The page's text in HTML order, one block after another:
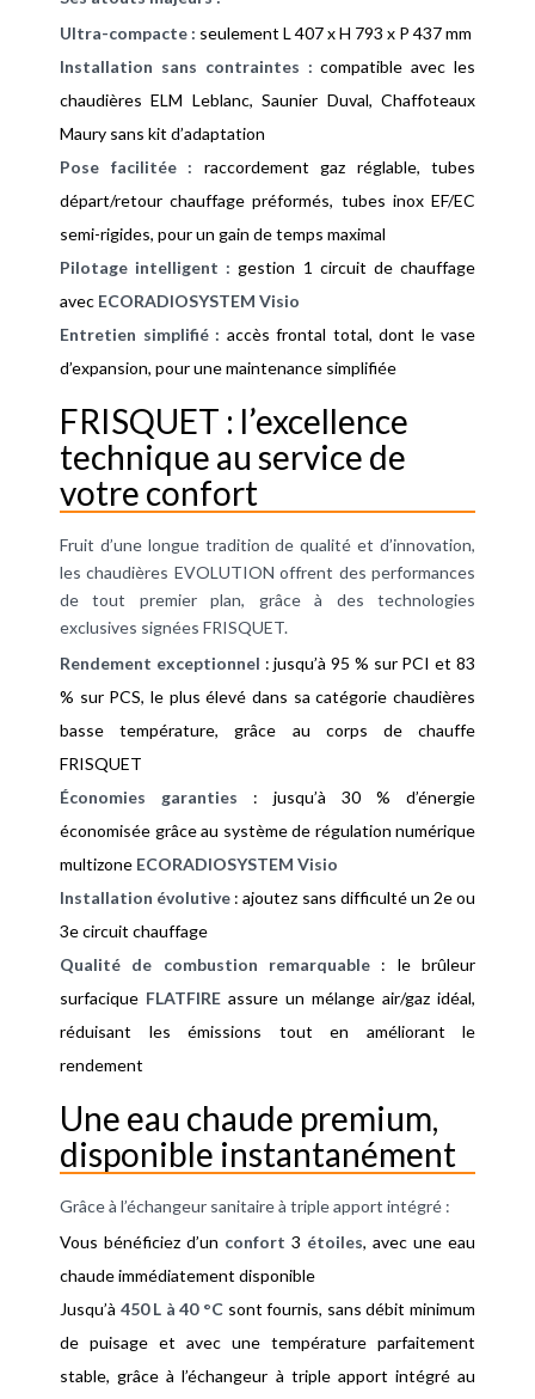
Ultra-compacte : seulement L 407 x H 793 x P 437 mm
Installation sans contraintes : compatible avec les
chaudières ELM Leblanc, Saunier Duval, Chaffoteaux
Maury sans kit d’adaptation
Pose facilitée : raccordement gaz réglable, tubes
départ/retour chauffage préformés, tubes inox EF/EC
semi-rigides, pour un gain de temps maximal
Pilotage intelligent : gestion 1 circuit de chauffage
avec ECORADIOSYSTEM Visio
Entretien simplifié : accès frontal total, dont le vase
d’expansion, pour une maintenance simplifiée
FRISQUET : l’excellence
technique au service de
votre confort
Fruit d’une longue tradition de qualité et d’innovation,
les chaudières EVOLUTION offrent des performances
de tout premier plan, grâce à des technologies
exclusives signées FRISQUET.
Rendement exceptionnel : jusqu’à 95 % sur PCI et 83
% sur PCS, le plus élevé dans sa catégorie chaudières
basse température, grâce au corps de chauffe
FRISQUET
Économies garanties : jusqu’à 30 % d’énergie
économisée grâce au système de régulation numérique
multizone ECORADIOSYSTEM Visio
Installation évolutive : ajoutez sans difficulté un 2e ou
3e circuit chauffage
Qualité de combustion remarquable : le brûleur
surfacique FLATFIRE assure un mélange air/gaz idéal,
réduisant les émissions tout en améliorant le
rendement
Une eau chaude premium,
disponible instantanément
Grâce à l’échangeur sanitaire à triple apport intégré :
Vous bénéficiez d’un confort 3 étoiles, avec une eau
chaude immédiatement disponible
Jusqu’à 450 L à 40 °C sont fournis, sans débit minimum
de puisage et avec une température parfaitement
stable, grâce à l’échangeur à triple apport intégré au